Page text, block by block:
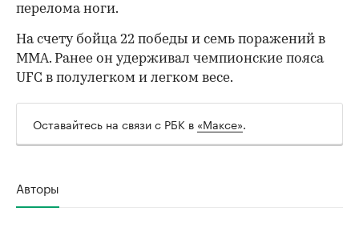
перелома ноги.
На счету бойца 22 победы и семь поражений в
ММА. Ранее он удерживал чемпионские пояса
UFC в полулегком и легком весе.
Оставайтесь на связи с РБК в «Максе».
Авторы